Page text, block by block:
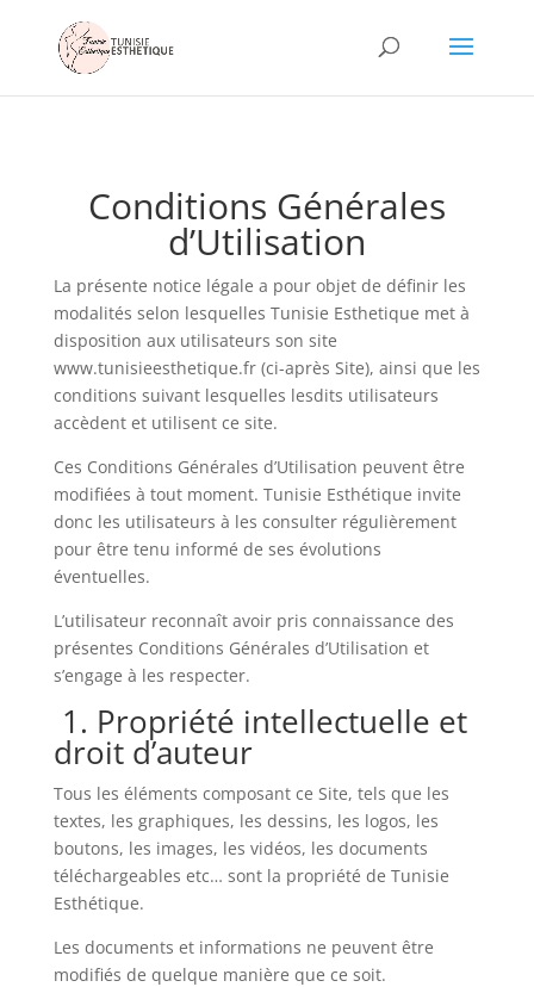
Conditions Générales
d’Utilisation
La présente notice légale a pour objet de définir les
modalités selon lesquelles Tunisie Esthetique met à
disposition aux utilisateurs son site
www.tunisieesthetique.fr (ci-après Site), ainsi que les
conditions suivant lesquelles lesdits utilisateurs
accèdent et utilisent ce site.
Ces Conditions Générales d’Utilisation peuvent être
modifiées à tout moment. Tunisie Esthétique invite
donc les utilisateurs à les consulter régulièrement
pour être tenu informé de ses évolutions
éventuelles.
L’utilisateur reconnaît avoir pris connaissance des
présentes Conditions Générales d’Utilisation et
s’engage à les respecter.
1. Propriété intellectuelle et
droit d’auteur
Tous les éléments composant ce Site, tels que les
textes, les graphiques, les dessins, les logos, les
boutons, les images, les vidéos, les documents
téléchargeables etc… sont la propriété de Tunisie
Esthétique.
Les documents et informations ne peuvent être
modifiés de quelque manière que ce soit.